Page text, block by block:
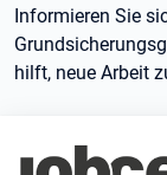
Informieren Sie
hilft, neue Arbeit
Branding-